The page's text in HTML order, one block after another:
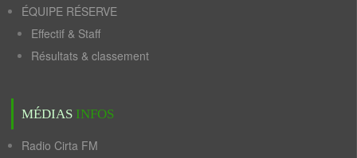
ÉQUIPE RÉSERVE
Effectif & Staff
Résultats & classement
MÉDIAS INFOS
Radio Cirta FM